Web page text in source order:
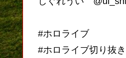
#ホロライブ
#ホロライブ切り抜き